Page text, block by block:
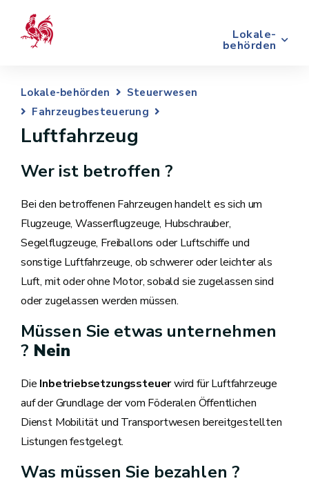
Lokale-
behörden
Lokale-behörden
Steuerwesen
Fahrzeugbesteuerung
Luftfahrzeug
Wer ist betroffen ?
Bei den betroffenen Fahrzeugen handelt es sich um
Flugzeuge, Wasserflugzeuge, Hubschrauber,
Segelflugzeuge, Freiballons oder Luftschiffe und
sonstige Luftfahrzeuge, ob schwerer oder leichter als
Luft, mit oder ohne Motor, sobald sie zugelassen sind
oder zugelassen werden müssen.
Müssen Sie etwas unternehmen
? Nein
Die Inbetriebsetzungssteuerwird für Luftfahrzeuge
auf der Grundlage der vom Föderalen Öffentlichen
Dienst Mobilität und Transportwesen bereitgestellten
Listungen festgelegt.
Was müssen Sie bezahlen ?